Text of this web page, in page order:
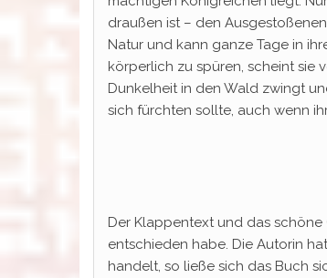
draußen ist – den
Natur und kann ganze Tage in
körperlich zu spüren, scheint sie
Dunkelheit in den Wald zwingt
sich fürchten sollte, auch wenn
Der Klappentext und das
entschieden habe. Die Autorin
handelt, so ließe sich das Buch